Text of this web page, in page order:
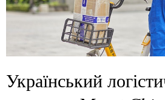
Український